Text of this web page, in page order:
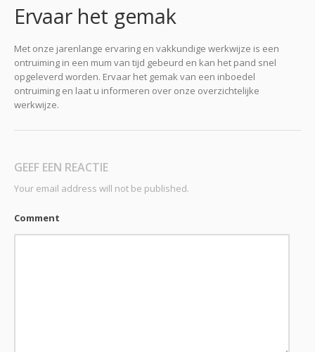
Ervaar het gemak
Met onze jarenlange ervaring en vakkundige werkwijze is een
ontruiming in een mum van tijd gebeurd en kan het pand snel
opgeleverd worden. Ervaar het gemak van een inboedel
ontruiming en laat u informeren over onze overzichtelijke
werkwijze.
GEEF EEN REACTIE
Your email address will not be published.
Comment